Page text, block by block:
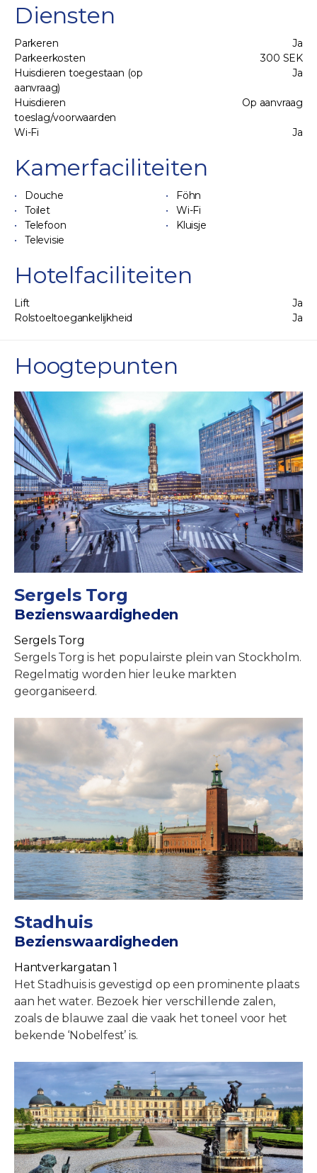
Diensten
Parkeren
Ja
Parkeerkosten
300 SEK
Huisdieren toegestaan (op
aanvraag)
Ja
Huisdieren
toeslag/voorwaarden
Op aanvraag
Wi-Fi Ja
Kamerfaciliteiten
Douche
Föhn
Toilet
Wi-Fi
Telefoon
Kluisje
Televisie
Hotelfaciliteiten
Lift
Ja
Rolstoeltoegankelijkheid
Ja
Hoogtepunten
Sergels Torg
Bezienswaardigheden
Sergels Torg
Sergels Torg is het populairste plein van Stockholm.
Regelmatig worden hier leuke markten
georganiseerd.
Stadhuis
Bezienswaardigheden
Hantverkargatan 1
Het Stadhuis is gevestigd op een prominente plaats
aan het water. Bezoek hier verschillende zalen,
zoals de blauwe zaal die vaak het toneel voor het
bekende ‘Nobelfest’ is.